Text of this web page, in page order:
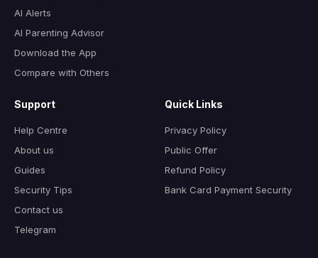
AI Alerts
AI Parenting Advisor
Download the App
Compare with Others
Support
Help Centre
About us
Guides
Security Tips
Contact us
Telegram
Quick Links
Privacy Policy
Public Offer
Refund Policy
Bank Card Payment Security